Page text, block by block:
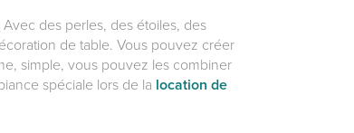
des perles, des étoiles, des
de table. Vous pouvez créer
simple, vous pouvez les combiner
spéciale lors de la location de